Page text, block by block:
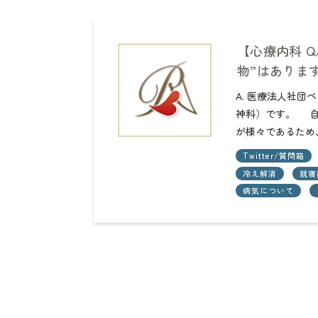
【心療内科
物”はありま
A. 医療法人社団
神科）です。 自
が様々であるた
Twitter/質問箱
冷え解消
就
病気について